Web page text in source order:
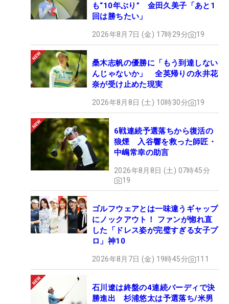
も“10年ぶり” 金田久美子「あと1
回は勝ちたい」
2026年8月7日 (金) 17時29分 19
桑木志帆の優勝に「もう到達しない
んじゃないか」 全英帰りの永井花
奈が受け止めた現実
2026年8月8日 (土) 10時30分 19
6戦連続予選落ちから復活の
狼煙 入谷響を救った師匠・
中嶋常幸の助言
2026年8月8日 (土) 07時45分
19
ゴルフウェアとは一味違うギャップ
にノックアウト！ ファンが惚れ直
した「ドレス姿が完璧すぎる女子プ
ロ」神10
2026年8月7日 (金) 19時45分 111
石川遼は終盤の4連続バーディで決
勝進出 杉浦悠太は予選落ち/米男